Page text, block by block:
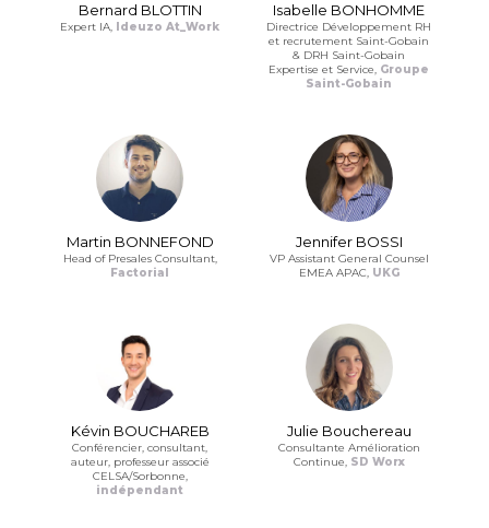
Bernard BLOTTIN
Expert IA, Ideuzo At_Work
Isabelle BONHOMME
Directrice Développement RH
et recrutement Saint-Gobain
& DRH Saint-Gobain
Expertise et Service, Groupe
Saint-Gobain
Martin BONNEFOND
Head of Presales Consultant,
Factorial
Jennifer BOSSI
VP Assistant General Counsel
EMEA APAC, UKG
Kévin BOUCHAREB
Conférencier, consultant,
auteur, professeur associé
CELSA/Sorbonne,
indépendant
Julie Bouchereau
Consultante Amélioration
Continue, SD Worx